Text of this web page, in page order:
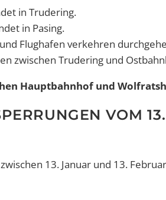
in Trudering.
in Pasing.
Flughafen verkehren
zwischen Trudering und
Hauptbahnhof und
VOM
13. Januar und 13.